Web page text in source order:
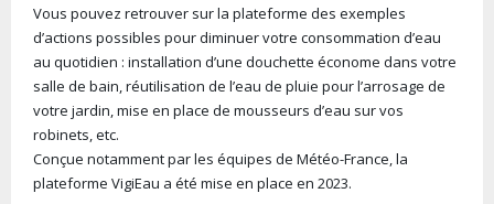
Vous pouvez retrouver sur la plateforme des exemples
d’actions possibles pour diminuer votre consommation d’eau
au quotidien : installation d’une douchette économe dans votre
salle de bain, réutilisation de l’eau de pluie pour l’arrosage de
votre jardin, mise en place de mousseurs d’eau sur vos
robinets, etc.
Conçue notamment par les équipes de Météo-France, la
plateforme VigiEau a été mise en place en 2023.